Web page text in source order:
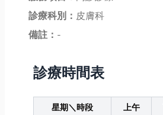
診療科別： 皮膚科
備註： -
診療時間表
星期＼時段 上午